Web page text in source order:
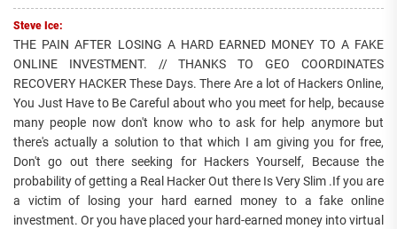
Steve Ice:
THE PAIN AFTER LOSING A HARD EARNED MONEY TO A FAKE
ONLINE INVESTMENT. // THANKS TO GEO COORDINATES
RECOVERY HACKER These Days. There Are a lot of Hackers Online,
You Just Have to Be Careful about who you meet for help, because
many people now don't know who to ask for help anymore but
there's actually a solution to that which I am giving you for free,
Don't go out there seeking for Hackers Yourself, Because the
probability of getting a Real Hacker Out there Is Very Slim .If you are
a victim of losing your hard earned money to a fake online
investment. Or you have placed your hard-earned money into virtual